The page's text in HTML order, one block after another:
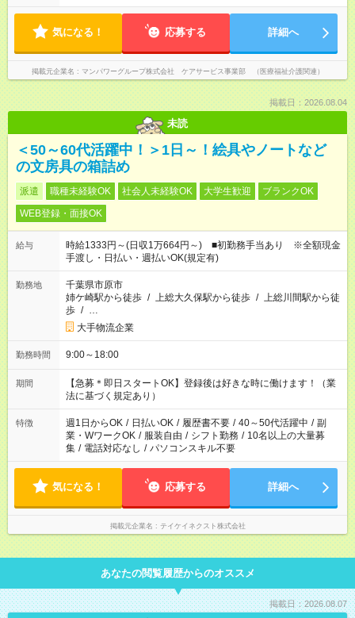
気になる！ 応募する 詳細へ
掲載元企業名 マンパワーグループ株式会社 ケアサービス事業部 （医療福祉介護関連）
掲載日：2026.08.04
未読
＜50～60代活躍中！＞1日～！絵具やノートなど
の文房具の箱詰め
派遣 職種未経験OK 社会人未経験OK 大学生歓迎
ブランクOK
WEB登録・面接OK
給与
時給1333円～(日収1万664円～) ■初勤務手当あり ※全額現金
手渡し・日払い・週払いOK(規定有)
勤務地
千葉県市原市
姉ケ崎駅から徒歩 / 上総大久保駅から徒歩 / 上総川間駅から徒
歩 / …
大手物流企業
勤務時間 9:00～18:00
期間
【急募＊即日スタートOK】登録後は好きな時に働けます！（業
法に基づく規定あり）
特徴 週1日からOK / 日払いOK / 履歴書不要 / 40～50代活躍中 / 副
業・WワークOK / 服装自由 / シフト勤務 / 10名以上の大量募
集 / 電話対応なし / パソコンスキル不要
気になる！ 応募する 詳細へ
掲載元企業名 テイケイネクスト株式会社
あなたの閲覧履歴からのオススメ
掲載日：2026.08.07